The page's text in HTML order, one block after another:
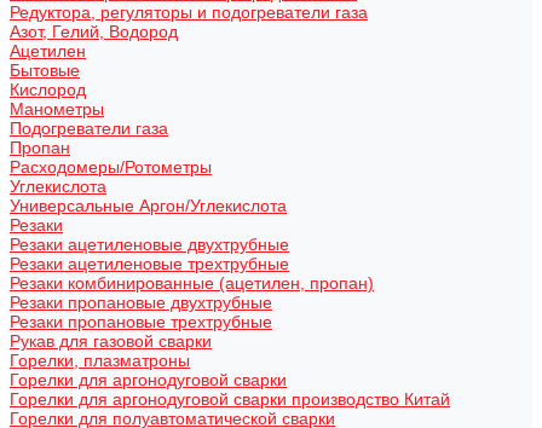
Редуктора, регуляторы и подогреватели газа
Азот, Гелий, Водород
Ацетилен
Бытовые
Кислород
Манометры
Подогреватели газа
Пропан
Расходомеры/Ротометры
Углекислота
Универсальные Аргон/Углекислота
Резаки
Резаки ацетиленовые двухтрубные
Резаки ацетиленовые трехтрубные
Резаки комбинированные (ацетилен, пропан)
Резаки пропановые двухтрубные
Резаки пропановые трехтрубные
Рукав для газовой сварки
Горелки, плазматроны
Горелки для аргонодуговой сварки
Горелки для аргонодуговой сварки производство Китай
Горелки для полуавтоматической сварки